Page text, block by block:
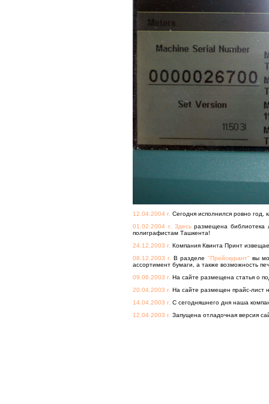
12.04.2004 г. Сегодня исполнился ровно год,
01.02.2004 г.
Здесьразмещена библиотека
полиграфистам Ташкента!
24.12.2003 г. Компания Квинта Принт
08.12.2003 г. В разделе "Прейскурант" вы
ассортимент бумаги, а также возможность
09.06.2003 г. На сайте размещена статья о
20.04.2003 г. На сайте размещен прайс-лист
14.04.2003 г. С сегодняшнего дня наша
12.04.2003 г. Запущена отладочная версия